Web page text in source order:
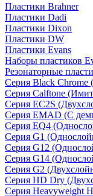
Пластики Brahner
Пластики Dadi
Пластики Dixon
Пластики DW
Пластики Evans
Наборы пластиков
Резонаторные
Серия Black Chrome
Серия Calftone
Серия EC2S
Серия EMAD (С
Серия EQ4
Серия G1
Серия G12
Серия G14
Серия G2
Серия HD Dry
Серия Heavyweight